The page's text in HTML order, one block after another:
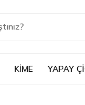
KİME YAPAY